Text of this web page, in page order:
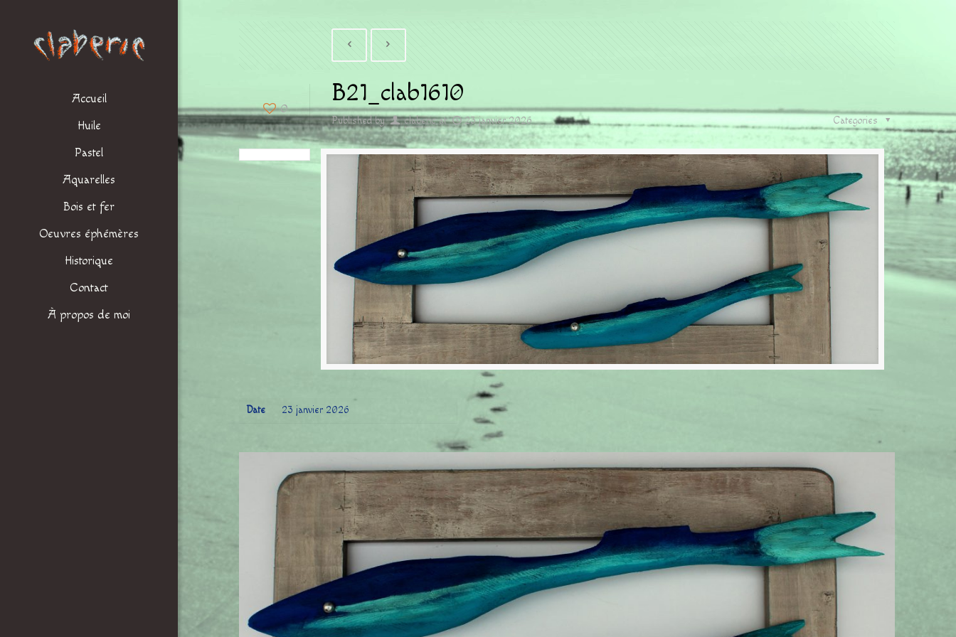
Accueil
Huile
Pastel
Aquarelles
Bois et fer
Oeuvres éphémères
Historique
Contact
À propos de moi
0
B21_clab1610
Published by claberic at 23 janvier 2026 Categories
Date 23 janvier 2026